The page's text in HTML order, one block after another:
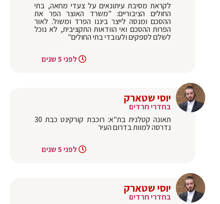
לקראת מסיבת עיתונאים על צעדי מחאה, בתי
החולים הציבוריים: "משרד האוצר הפר את
ההסכם ומנסה לייצר ביננו הפרד ומשול. לאור
הפרות ההסכם ואי הוודאות התקציבית, לא נוכל
לשלם לספקים ולעובדי בתי החולים"
לפני 5 שנים
יוסי שטארק
בחדרי חרדים
תאונה קטלנית בת"א: רוכבת קורקינט כבת 30
נדרסה למוות בדרום העיר
לפני 5 שנים
יוסי שטארק
בחדרי חרדים